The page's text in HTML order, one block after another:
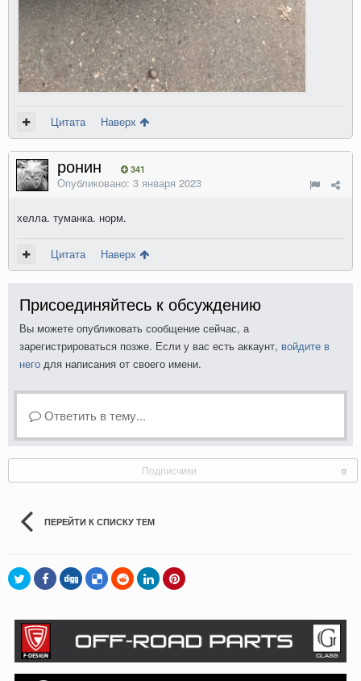
Цитата Наверх
ронин 341
Опубликовано: 3 января 2023
хелла. туманка. норм.
Цитата Наверх
Присоединяйтесь к обсуждению
Вы можете опубликовать сообщение сейчас, а
зарегистрироваться позже. Если у вас есть аккаунт, войдите в
него для написания от своего имени.
Ответить в тему...
Подписчики 0
ПЕРЕЙТИ К СПИСКУ ТЕМ